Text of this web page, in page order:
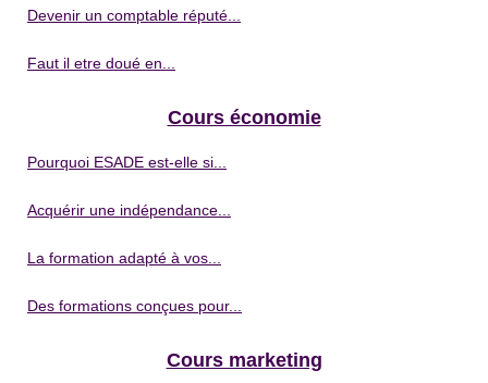
Devenir un comptable réputé...
Faut il etre doué en...
Cours économie
Pourquoi ESADE est-elle si...
Acquérir une indépendance...
La formation adapté à vos...
Des formations conçues pour...
Cours marketing